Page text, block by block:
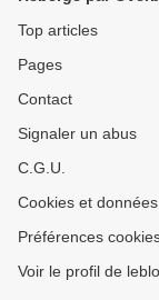
Top articles
Pages
Contact
Signaler un abus
C.G.U.
Cookies et
Préférences
Voir le profil de